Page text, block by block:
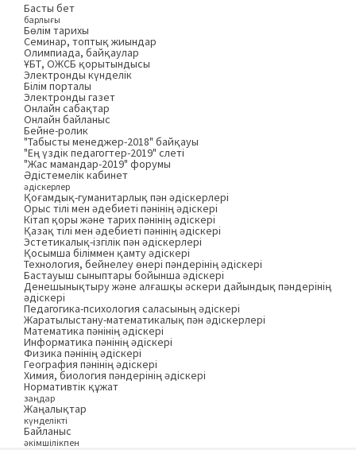
Басты бет
барлығы
Бөлім тарихы
Семинар, топтық жиындар
Олимпиада, байқаулар
ҰБТ, ОЖСБ қорытындысы
Электронды күнделік
Білім порталы
Электронды газет
Онлайн сабақтар
Онлайн байланыс
Бейне-ролик
"Табысты менеджер-2018" байқауы
"Ең үздік педагогтер-2019" слеті
"Жас мамандар-2019" форумы
Әдістемелік кабинет
әдіскерлер
Қоғамдық-гуманитарлық пән әдіскерлері
Орыс тілі мен әдебиеті пәнінің әдіскері
Кітап қоры және тарих пәнінің әдіскері
Қазақ тілі мен әдебиеті пәнінің әдіскері
Эстетикалық-ізгілік пән әдіскерлері
Қосымша біліммен қамту әдіскері
Технология, бейнелеу өнері пәндерінің әдіскері
Бастауыш сыныптары бойынша әдіскері
Денешынықтыру және алғашқы әскери дайындық пәндерінің
әдіскері
Педагогика-психология саласының әдіскері
Жаратылыстану-математикалық пән әдіскерлері
Математика пәнінің әдіскері
Информатика пәнінің әдіскері
Физика пәнінің әдіскері
География пәнінің әдіскері
Химия, биология пәндерінің әдіскері
Нормативтік құжат
заңдар
Жаңалықтар
күнделікті
Байланыс
әкімшілікпен